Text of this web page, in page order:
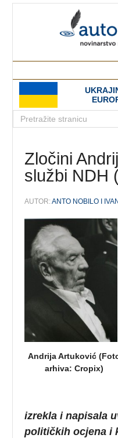
Zločini
službi NDH
AUTOR:ANTO NOBILO I
Andrija Artuković
arhiva: Cropix)
izrekla inapisala
političkih ocjena i